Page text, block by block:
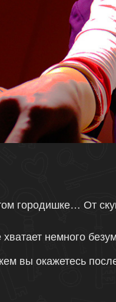
городишке… От
немного
вы окажетесь